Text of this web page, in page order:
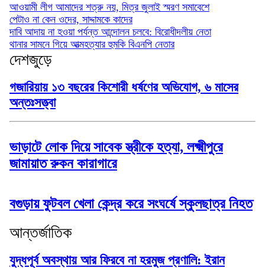
আওয়ামী লীগ আমাদের শত্রু নয়, মিত্র জুলাই স্মরণ সমাবেশে
পেটাও না কেন ওদের, সাদ্দামকে কাদের
দাবি আদায় না হওয়া পর্যন্ত আন্দোলন চলবে: বিরোধীদলীয় নেতা
থানার সামনে গিয়ে আত্মহত্যার হুমকি বিএনপি নেতার
দেশজুড়ে
গজারিয়ায় ১৩ বছরের কিশোরী ধর্ষণের অভিযোগ, ৬ মাসের
অন্তঃসত্ত্বা
ভাড়াটে লোক দিয়ে সাবেক স্ত্রীকে হত্যা, লক্ষ্মীপুরে
জামায়াত রুকন কারাগারে
বগুড়ায় ফুটবল খেলা কেন্দ্র করে সংঘর্ষে স্কুলছাত্র নিহত
আন্তর্জাতিক
যুদ্ধপূর্ব অবস্থায় আর ফিরবে না হরমুজ প্রণালি: ইরান